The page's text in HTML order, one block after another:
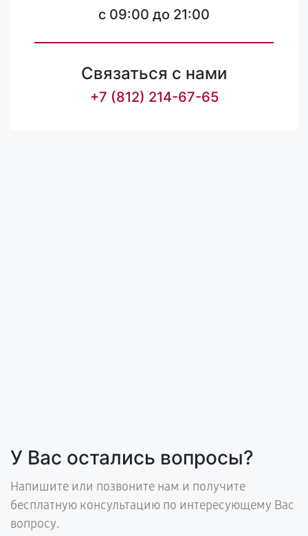
c 09:00 до 21:00
Связаться с нами
+7 (812) 214-67-65
У Вас остались вопросы?
Напишите или позвоните нам и получите
бесплатную консультацию по интересующему Вас
вопросу.